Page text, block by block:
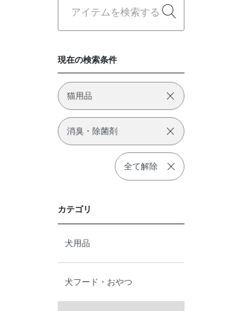
現在の検索条件
猫用品
消臭・除菌剤
全て解除
カテゴリ
犬用品
犬フード・おやつ